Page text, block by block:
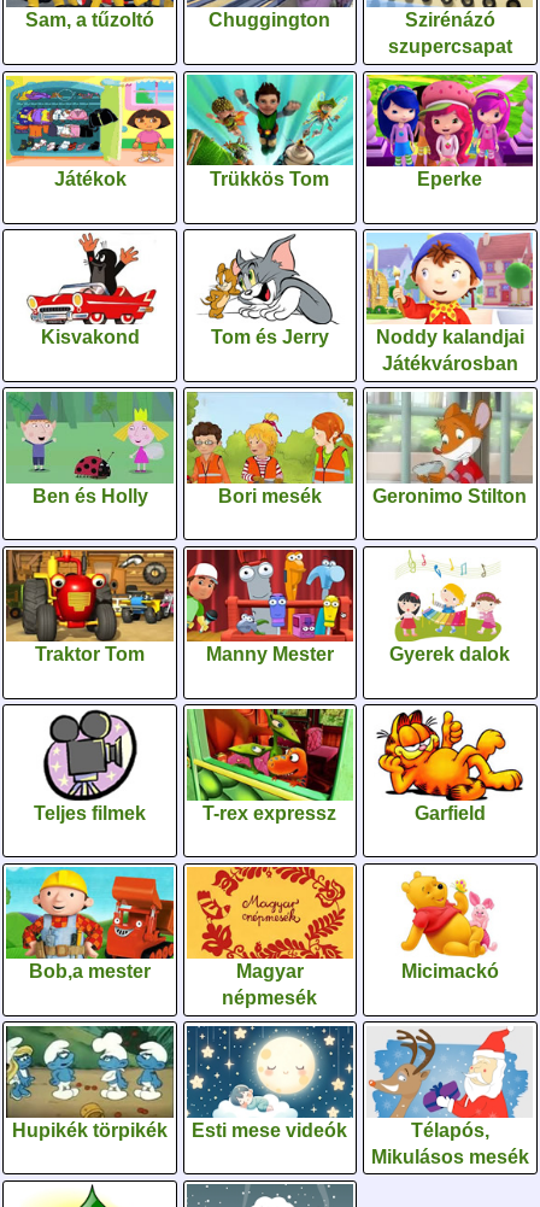
Sam, a tűzoltó Chuggington
Szirénázó
szupercsapat
Játékok Trükkös Tom Eperke
Kisvakond Tom és Jerry
Noddy kalandjai
Játékvárosban
Ben és Holly Bori mesék Geronimo Stilton
Traktor Tom Manny Mester Gyerek dalok
Teljes filmek T-rex expressz Garfield
Bob,a mester
Magyar
népmesék
Micimackó
Hupikék törpikék Esti mese videók
Télapós,
Mikulásos mesék